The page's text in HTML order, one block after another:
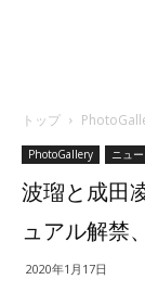
トップ
PhotoGallery ニュ
波瑠と成田
ュアル解禁
2020年1月17日